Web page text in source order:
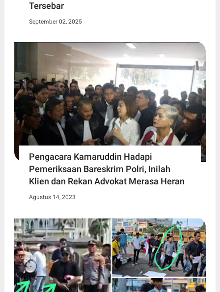
Tersebar
September 02, 2025
Pengacara Kamaruddin Hadapi
Pemeriksaan Bareskrim Polri, Inilah
Klien dan Rekan Advokat Merasa Heran
Agustus 14, 2023